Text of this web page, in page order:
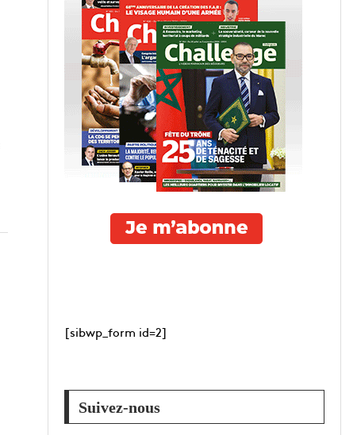
[sibwp_form id=2]
Suivez-nous